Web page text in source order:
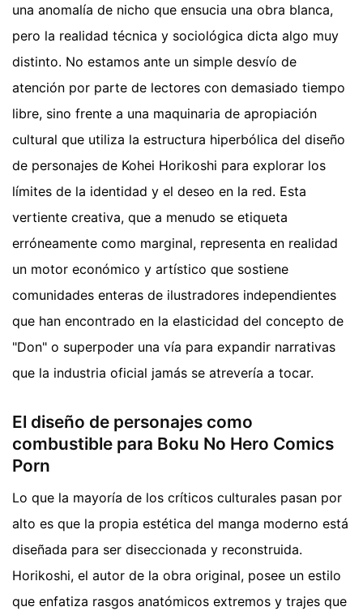
una anomalía de nicho que ensucia una obra blanca,
pero la realidad técnica y sociológica dicta algo muy
distinto. No estamos ante un simple desvío de
atención por parte de lectores con demasiado tiempo
libre, sino frente a una maquinaria de apropiación
cultural que utiliza la estructura hiperbólica del diseño
de personajes de Kohei Horikoshi para explorar los
límites de la identidad y el deseo en la red. Esta
vertiente creativa, que a menudo se etiqueta
erróneamente como marginal, representa en realidad
un motor económico y artístico que sostiene
comunidades enteras de ilustradores independientes
que han encontrado en la elasticidad del concepto de
"Don" o superpoder una vía para expandir narrativas
que la industria oficial jamás se atrevería a tocar.
El diseño de personajes como
combustible para Boku No Hero Comics
Porn
Lo que la mayoría de los críticos culturales pasan por
alto es que la propia estética del manga moderno está
diseñada para ser diseccionada y reconstruida.
Horikoshi, el autor de la obra original, posee un estilo
que enfatiza rasgos anatómicos extremos y trajes que